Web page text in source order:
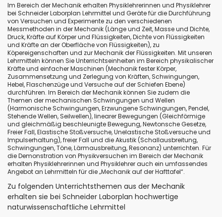
Im Bereich der Mechanik erhalten Physiklehrerinnen und Physiklehrer
bei Schneider Laborplan Lehrmittel und Geräte für die Durchführung
von Versuchen und Experimente zu den verschiedenen
Messmethoden in der Mechanik (Länge und Zeit, Masse und Dichte,
Druck, Kräfte auf Körper und Flüssigkeiten, Dichte von Flüssigkeiten
und Kräfte an der Oberfläche von Flüssigkeiten), zu
Köpereigenschaften und zur Mechanik der Flüssigkeiten. Mit unseren
Lehrmitteln können Sie Unterrichtseinheiten im Bereich physikalischer
Kräfte und einfacher Maschinen (Mechanik fester Körper,
Zusammensetzung und Zerlegung von Kräften, Schwingungen,
Hebel, Flaschenzüge und Versuche auf der Schiefen Ebene)
durchführen. Im Bereich der Mechanik können Sie zudem die
Themen der mechanischen Schwingungen und Wellen
(Harmonische Schwingungen, Erzwungene Schwingungen, Pendel,
Stehende Wellen, Seilwellen), linearer Bewegungen (Gleichförmige
und gleichmäßig beschleunigte Bewegung, Newtonsche Gesetze,
Freier Fall, Elastische Stoßversuche, Unelastische Stoßversuche und
Impulserhaltung), freier Fall und die Akustik (Schallausbreitung,
Schwingungen, Töne, Lärmausbreitung, Resonanz) unterrichten. Für
die Demonstration von Physikversuchen im Bereich der Mechanik
erhalten Physiklehrerinnen und Physiklehrer auch ein umfassendes
Angebot an Lehrmitteln für die „Mechanik auf der Hafttafel“.
Zu folgenden Unterrichtsthemen aus der Mechanik
erhalten sie bei Schneider Laborplan hochwertige
naturwissenschaftliche Lehrmittel